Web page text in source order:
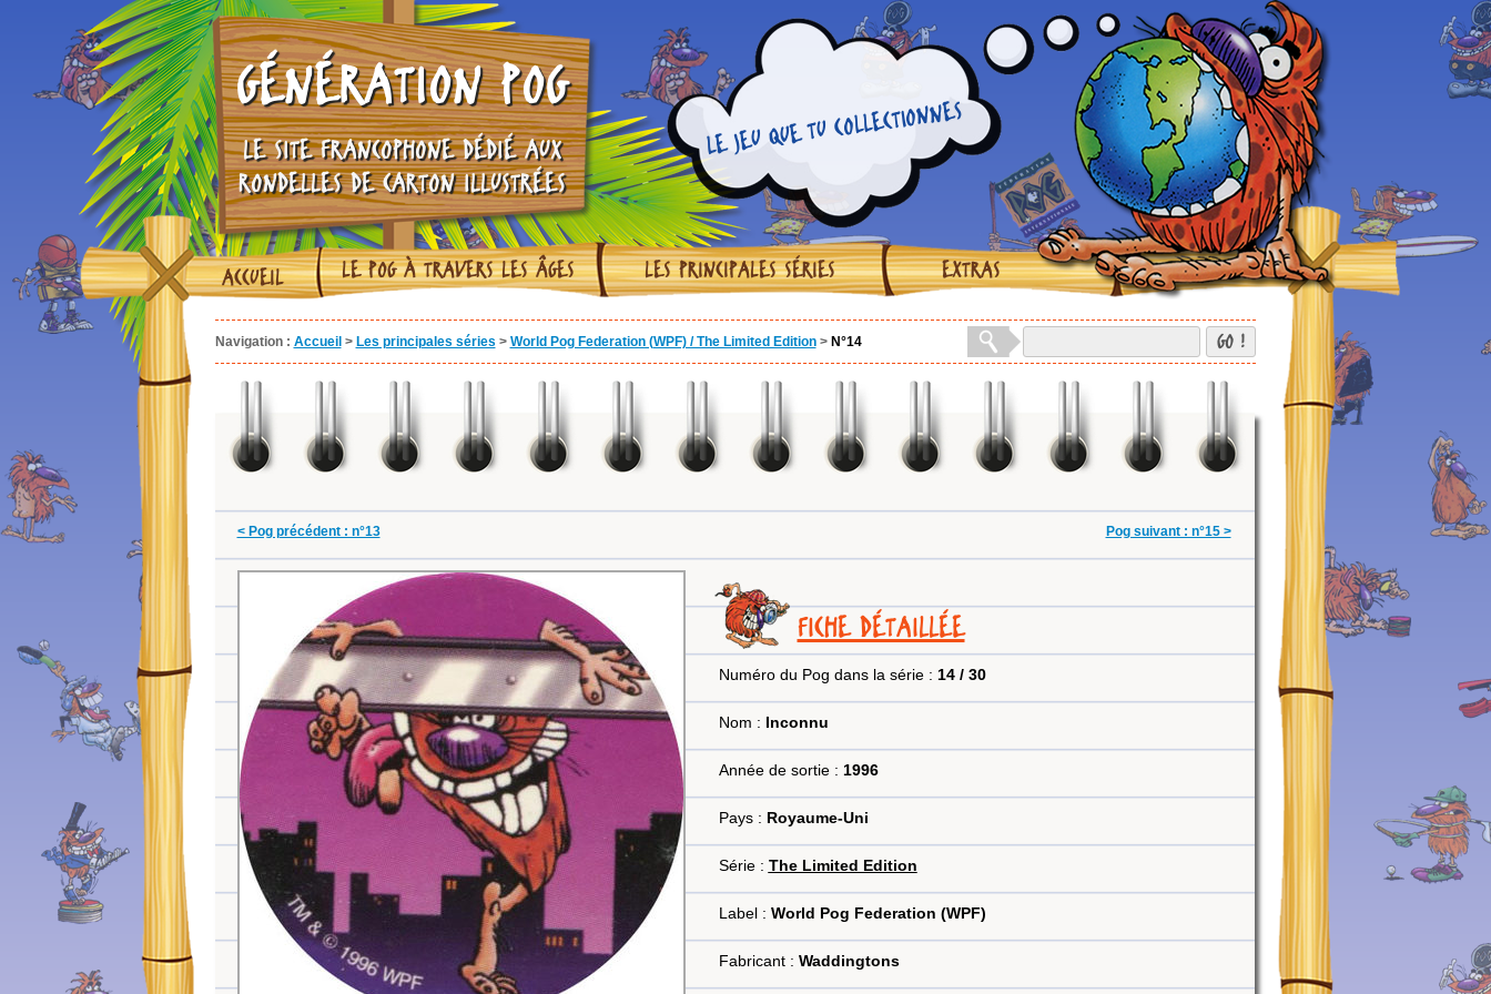
GÉNÉRATION POG
LE SITE FRANCOPHONE DÉDIÉ AUX
RONDELLES DE CARTON ILLUSTRÉES
LE JEU QUE TU COLLECTIONNES
ACCUEIL LE POG À TRAVERS LES ÂGES LES PRINCIPALES SÉRIES EXTRAS
Navigation : Accueil > Les principales séries > World Pog Federation (WPF) / The Limited Edition > N°14 GO !
< Pog précédent : n°13 Pog suivant : n°15 >
FICHE DÉTAILLÉE
Numéro du Pog dans la série : 14 / 30
Nom : Inconnu
Année de sortie : 1996
Pays : Royaume-Uni
Série : The Limited Edition
Label : World Pog Federation (WPF)
Fabricant : Waddingtons